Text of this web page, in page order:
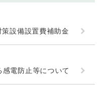
設備設置費補助金
電防止等について